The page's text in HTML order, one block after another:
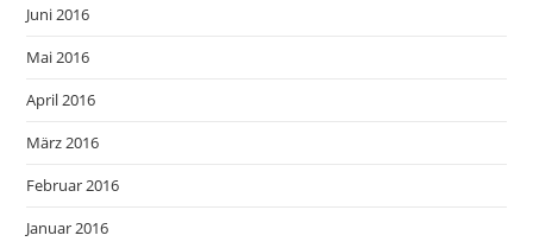
Juni 2016
Mai 2016
April 2016
März 2016
Februar 2016
Januar 2016